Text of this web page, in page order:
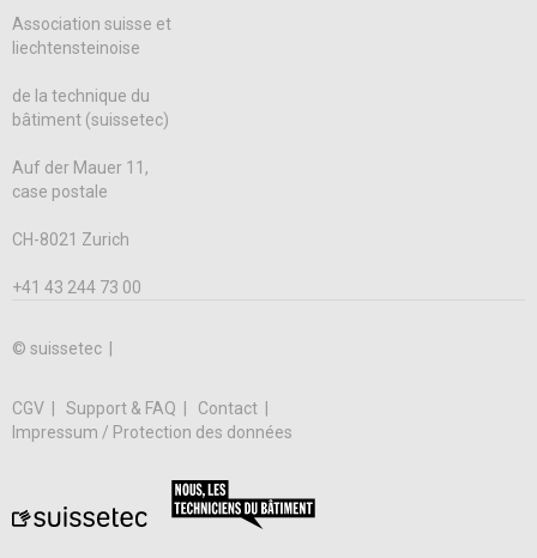
Association suisse et
liechtensteinoise
de la technique du
bâtiment (suissetec)
Auf der Mauer 11,
case postale
CH-8021 Zurich
+41 43 244 73 00
© suissetec |
CGV Support & FAQ
Contact
Impressum / Protection des données